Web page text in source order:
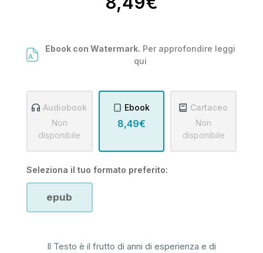
Ebook con Watermark. Per approfondire leggi
qui
Audiobook
Non
disponibile
Ebook
8,49€
Cartaceo
Non
disponibile
Seleziona il tuo formato preferito:
epub
Il Testo è il frutto di anni di esperienza e di